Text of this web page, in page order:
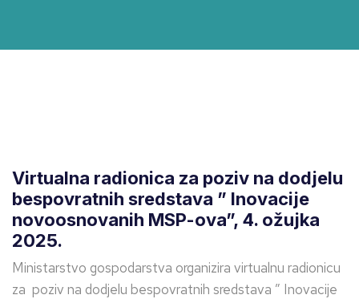
Virtualna radionica za poziv na dodjelu
bespovratnih sredstava ” Inovacije
novoosnovanih MSP-ova”, 4. ožujka
2025.
Ministarstvo gospodarstva organizira virtualnu radionicu
za poziv na dodjelu bespovratnih sredstava ” Inovacije